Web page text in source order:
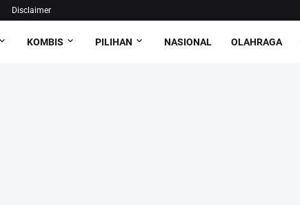
Disclaimer
KOMBIS PILIHAN NASIONAL OLAHRAGA